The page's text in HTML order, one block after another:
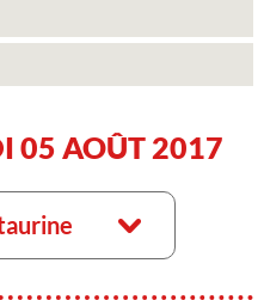
05 AOÛT 2017